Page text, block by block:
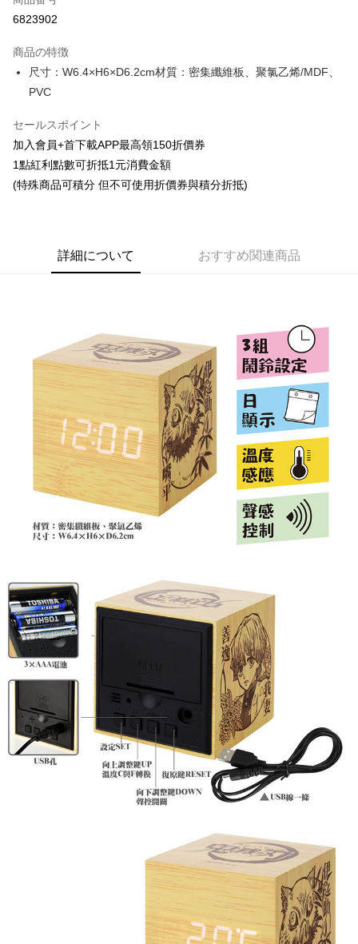
コンビニ店頭代金引換
Apple Pay
Easy Wallet
Google Pay
代金引換
全家取貨付款
配送毎にNT$65、NT$1,300以上で送料無料
(不開放使用，請勿選取）
配送毎にNT$9,999
7-11取貨付款
配送毎にNT$65、NT$1,300以上で送料無料
付款後7-11取貨
配送毎にNT$65、NT$1,300以上で送料無料
宅配-木棉花樂園專用
配送毎にNT$100、NT$1,300以上で送料無料
黑貓宅配-貨到付款
配送毎にNT$150
6823902
商品の特徴
尺寸：W6.4×H6×D6.2cm材質：密集纖維板、聚氯乙烯/MDF、
PVC
セールスポイント
加入會員+首下載APP最高領150折價券
1點紅利點數可折抵1元消費金額
(特殊商品可積分 但不可使用折價券與積分折抵)
詳細について おすすめ関連商品